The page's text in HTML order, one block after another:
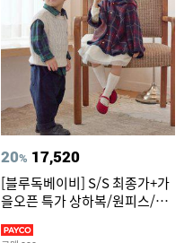
20% 17,520
[블루독베이비] S/S 최종가+가
을오픈 특가 상하복/원피스/내